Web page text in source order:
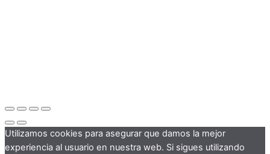
Utilizamos cookies para asegurar que damos la mejor
experiencia al usuario en nuestra web. Si sigues utilizando